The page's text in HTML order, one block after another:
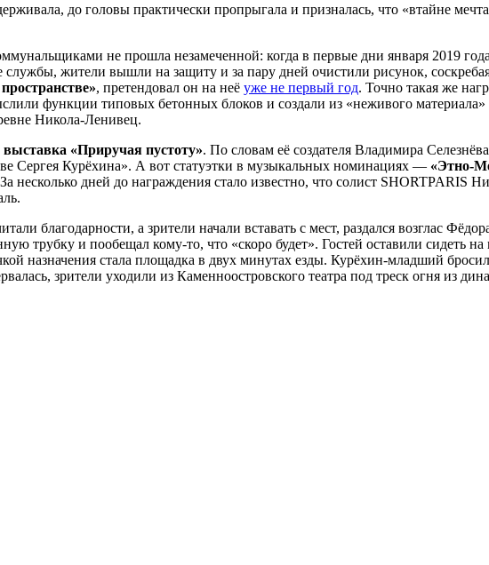
до головы практически пропрыгала и призналась, что «втайне
не прошла незамеченной: когда в первые дни января 2019
службы, жители вышли на защиту и за пару дней очистили рисунок,
, претендовал он на неё уже не первый год. Точно такая же
функции типовых бетонных блоков и создали из «неживого
Никола-Ленивец.
выставка «Приручая пустоту». По словам её создателя Владимира
Сергея Курёхина». А вот статуэтки в музыкальных номинациях — «Этно-
несколько дней до награждения стало известно, что солист SHORTPARIS
благодарности, а зрители начали вставать с мест, раздался возглас
трубку и пообещал кому-то, что «скоро будет». Гостей оставили сидеть
назначения стала площадка в двух минутах езды. Курёхин-младший
зрители уходили из Каменноостровского театра под треск огня из